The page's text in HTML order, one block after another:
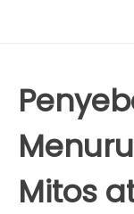
Mitos